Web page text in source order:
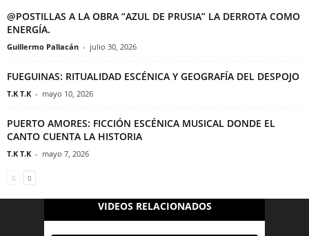
@POSTILLAS A LA OBRA “AZUL DE PRUSIA” LA DERROTA COMO
ENERGÍA.
Guillermo Pallacán - julio 30, 2026
FUEGUINAS: RITUALIDAD ESCÉNICA Y GEOGRAFÍA DEL DESPOJO
T.K T.K - mayo 10, 2026
PUERTO AMORES: FICCIÓN ESCÉNICA MUSICAL DONDE EL
CANTO CUENTA LA HISTORIA
T.K T.K - mayo 7, 2026
VIDEOS RELACIONADOS